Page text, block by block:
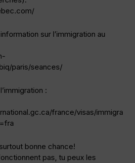
sur l’immigration au
paris/seances/
:
france/visas/immigra
bonne chance!
pas, tu peux les